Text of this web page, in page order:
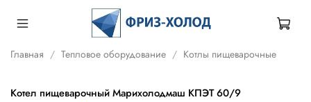
Главная Тепловое оборудование Котлы пищеварочные
Котел пищеварочный Марихолодмаш КПЭТ 60/9